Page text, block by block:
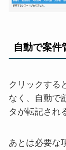
自動で案件
クリックする
なく、
自動で
タが転記され
あとは必要な